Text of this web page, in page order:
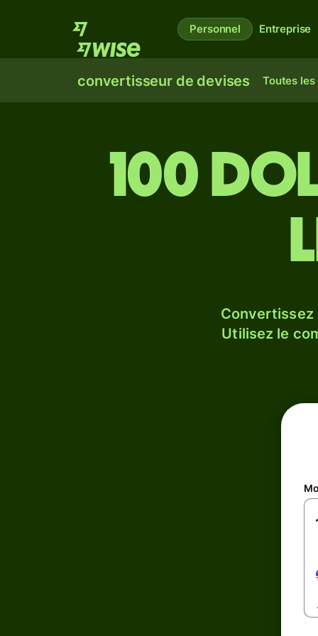
Personnel Entreprise
convertisseur de devises Toutes les
100
Convertissez
Utilisez le